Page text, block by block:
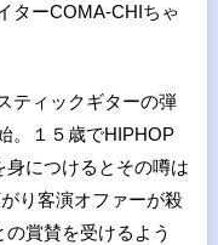
ターCOMA-CHIちゃ
ティックギターの弾
。１５歳でHIPHOP
身につけるとその噂は
り客演オファーが殺
賞賛を受けるよう